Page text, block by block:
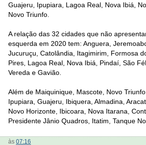
Guajeru, Ipupiara, Lagoa Real, Nova Ibiá,
Novo Triunfo.
A relação das 32 cidades que não
esquerda em 2020 tem: Anguera,
Jucuruçu, Catolândia, Itagimirim, Formosa
Pires, Lagoa Real, Nova Ibiá, Pindaí, São
Vereda e Gavião.
Além de Maiquinique, Mascote, Novo
Ipupiara, Guajeru, Ibiquera, Almadina,
Novo Horizonte, Ibicoara, Nova Itarana,
Presidente Jânio Quadros, Itatim, Tanque
às 07:16